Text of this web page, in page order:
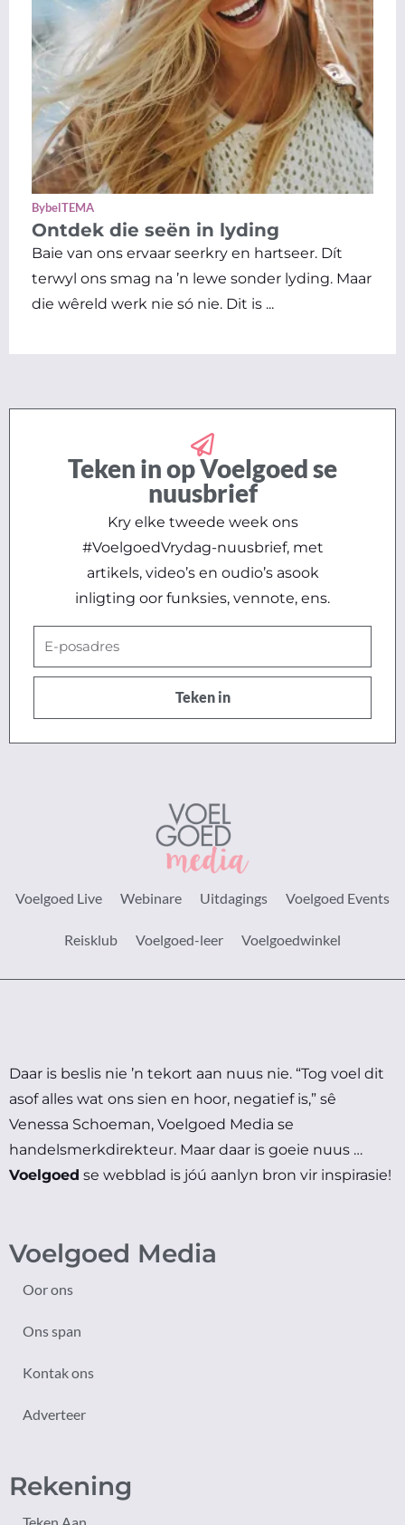
BybelTEMA
Ontdek die seën in lyding
Baie van ons ervaar seerkry en hartseer. Dít
terwyl ons smag na ’n lewe sonder lyding. Maar
die wêreld werk nie só nie. Dit is ...
Teken in op Voelgoed se
nuusbrief
Kry elke tweede week ons
#VoelgoedVrydag-nuusbrief, met
artikels, video’s en oudio’s asook
inligting oor funksies, vennote, ens.
E-
posadres
Teken in
Voelgoed Live Webinare Uitdagings Voelgoed Events
Reisklub Voelgoed-leer Voelgoedwinkel
Daar is beslis nie ’n tekort aan nuus nie. “Tog voel dit
asof alles wat ons sien en hoor, negatief is,” sê
Venessa Schoeman, Voelgoed Media se
handelsmerkdirekteur. Maar daar is goeie nuus …
Voelgoed se webblad is jóú aanlyn bron vir inspirasie!
Voelgoed Media
Oor ons
Ons span
Kontak ons
Adverteer
Rekening